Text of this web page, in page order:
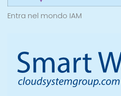
Entra nel mondo IAM